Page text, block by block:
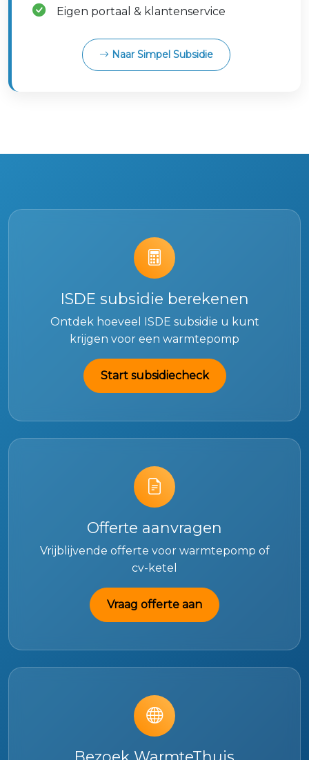
Eigen portaal & klantenservice
Naar Simpel Subsidie
ISDE subsidie berekenen
Ontdek hoeveel ISDE subsidie u kunt
krijgen voor een warmtepomp
Start subsidiecheck
Offerte aanvragen
Vrijblijvende offerte voor warmtepomp of
cv-ketel
Vraag offerte aan
Bezoek WarmteThuis